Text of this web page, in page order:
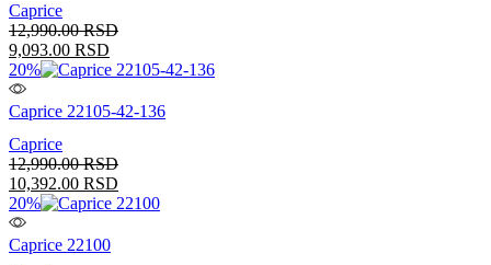
Caprice
12,990.00RSD
9,093.00 RSD
20%
Caprice 22105-42-136
Caprice
12,990.00RSD
10,392.00 RSD
20%
Caprice 22100